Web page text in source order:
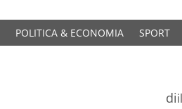
POLITICA & ECONOMIA SPORT
diil